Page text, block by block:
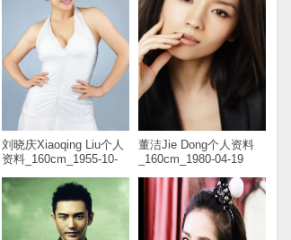
刘晓庆Xiaoqing Liu个人
资料_160cm_1955-10-
董洁Jie Dong个人资料
_160cm_1980-04-19